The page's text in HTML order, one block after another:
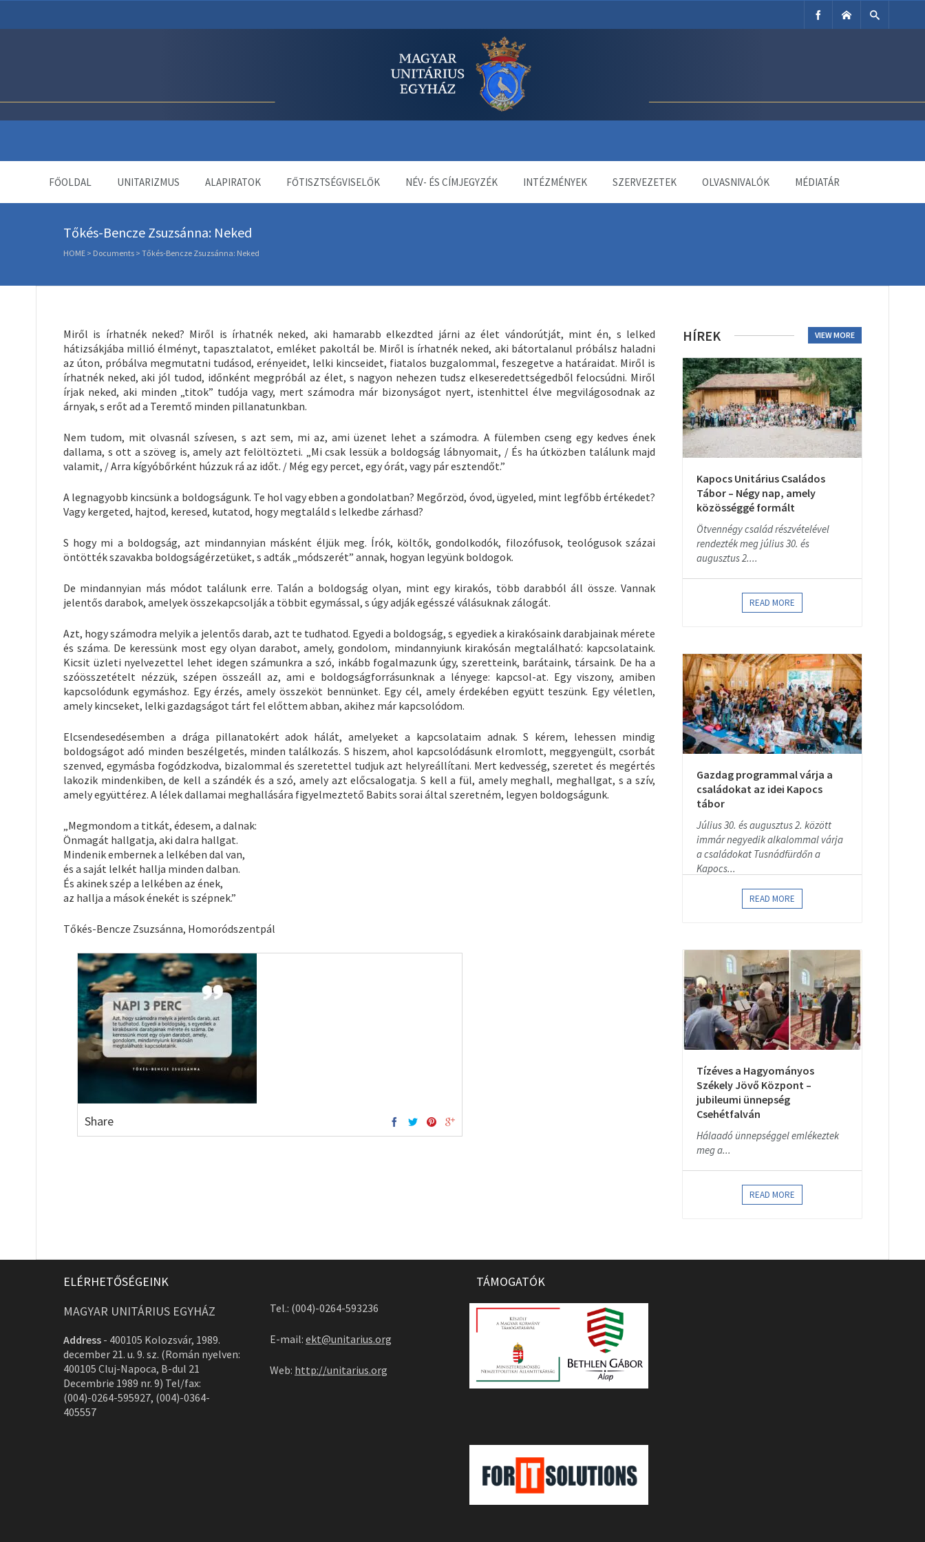
FŐOLDAL UNITARIZMUS ALAPIRATOK FŐTISZTSÉGVISELŐK NÉV- ÉS CÍMJEGYZÉK INTÉZMÉNYEK SZERVEZETEK OLVASNIVALÓK MÉDIATÁR
Tőkés-Bencze Zsuzsánna: Neked
HOME > Documents > Tőkés-Bencze Zsuzsánna: Neked
Miről is írhatnék neked? Miről is írhatnék neked, aki hamarabb elkezdted járni az élet vándorútját, mint én, s lelked
hátizsákjába millió élményt, tapasztalatot, emléket pakoltál be. Miről is írhatnék neked, aki bátortalanul próbálsz haladni
az úton, próbálva megmutatni tudásod, erényeidet, lelki kincseidet, fiatalos buzgalommal, feszegetve a határaidat. Miről is
írhatnék neked, aki jól tudod, időnként megpróbál az élet, s nagyon nehezen tudsz elkeseredettségedből felocsúdni. Miről
írjak neked, aki minden „titok” tudója vagy, mert számodra már bizonyságot nyert, istenhittel élve megvilágosodnak az
árnyak, s erőt ad a Teremtő minden pillanatunkban.
Nem tudom, mit olvasnál szívesen, s azt sem, mi az, ami üzenet lehet a számodra. A fülemben cseng egy kedves ének
dallama, s ott a szöveg is, amely azt felöltözteti. „Mi csak lessük a boldogság lábnyomait, / És ha útközben találunk majd
valamit, / Arra kígyóbőrként húzzuk rá az időt. / Még egy percet, egy órát, vagy pár esztendőt.”
A legnagyobb kincsünk a boldogságunk. Te hol vagy ebben a gondolatban? Megőrzöd, óvod, ügyeled, mint legfőbb értékedet?
Vagy kergeted, hajtod, keresed, kutatod, hogy megtaláld s lelkedbe zárhasd?
S hogy mi a boldogság, azt mindannyian másként éljük meg. Írók, költők, gondolkodók, filozófusok, teológusok százai
öntötték szavakba boldogságérzetüket, s adták „módszerét” annak, hogyan legyünk boldogok.
De mindannyian más módot találunk erre. Talán a boldogság olyan, mint egy kirakós, több darabból áll össze. Vannak
jelentős darabok, amelyek összekapcsolják a többit egymással, s úgy adják egésszé válásuknak zálogát.
Azt, hogy számodra melyik a jelentős darab, azt te tudhatod. Egyedi a boldogság, s egyediek a kirakósaink darabjainak mérete
és száma. De keressünk most egy olyan darabot, amely, gondolom, mindannyiunk kirakósán megtalálható: kapcsolataink.
Kicsit üzleti nyelvezettel lehet idegen számunkra a szó, inkább fogalmazunk úgy, szeretteink, barátaink, társaink. De ha a
szóösszetételt nézzük, szépen összeáll az, ami e boldogságforrásunknak a lényege: kapcsol-at. Egy viszony, amiben
kapcsolódunk egymáshoz. Egy érzés, amely összeköt bennünket. Egy cél, amely érdekében együtt teszünk. Egy véletlen,
amely kincseket, lelki gazdagságot tárt fel előttem abban, akihez már kapcsolódom.
Elcsendesedésemben a drága pillanatokért adok hálát, amelyeket a kapcsolataim adnak. S kérem, lehessen mindig
boldogságot adó minden beszélgetés, minden találkozás. S hiszem, ahol kapcsolódásunk elromlott, meggyengült, csorbát
szenved, egymásba fogódzkodva, bizalommal és szeretettel tudjuk azt helyreállítani. Mert kedvesség, szeretet és megértés
lakozik mindenkiben, de kell a szándék és a szó, amely azt előcsalogatja. S kell a fül, amely meghall, meghallgat, s a szív,
amely együttérez. A lélek dallamai meghallására figyelmeztető Babits sorai által szeretném, legyen boldogságunk.
„Megmondom a titkát, édesem, a dalnak:
Önmagát hallgatja, aki dalra hallgat.
Mindenik embernek a lelkében dal van,
és a saját lelkét hallja minden dalban.
És akinek szép a lelkében az ének,
az hallja a mások énekét is szépnek.”
Tőkés-Bencze Zsuzsánna, Homoródszentpál
Share
HÍREK VIEW MORE
Kapocs Unitárius Családos
Tábor – Négy nap, amely
közösséggé formált
Ötvennégy család részvételével
rendezték meg július 30. és
augusztus 2....
READ MORE
Gazdag programmal várja a
családokat az idei Kapocs
tábor
Július 30. és augusztus 2. között
immár negyedik alkalommal várja
a családokat Tusnádfürdőn a
Kapocs...
READ MORE
Tízéves a Hagyományos
Székely Jövő Központ –
jubileumi ünnepség
Csehétfalván
Hálaadó ünnepséggel emlékeztek
meg a...
READ MORE
ELÉRHETŐSÉGEINK
MAGYAR UNITÁRIUS EGYHÁZ
Address - 400105 Kolozsvár, 1989.
december 21. u. 9. sz. (Román nyelven:
400105 Cluj-Napoca, B-dul 21
Decembrie 1989 nr. 9) Tel/fax:
(004)-0264-595927, (004)-0364-
405557
Tel.: (004)-0264-593236
E-mail: ekt@unitarius.org
Web: http://unitarius.org
TÁMOGATÓK